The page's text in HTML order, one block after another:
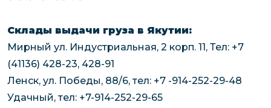
Склады выдачи груза в Якутии:
Мирный ул. Индустриальная, 2 корп. 11, Тел: +7
(41136) 428-23, 428-91
Ленск, ул. Победы, 88/6, тел: +7 -914-252-29-48
Удачный, тел: +7-914-252-29-65